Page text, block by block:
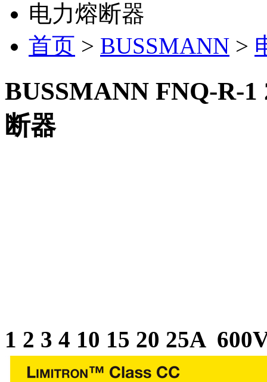
电力熔断器
首页 > BUSSMANN >
BUSSMANN FNQ-R-1
断器
1 2 3 4 10 15 20 25A